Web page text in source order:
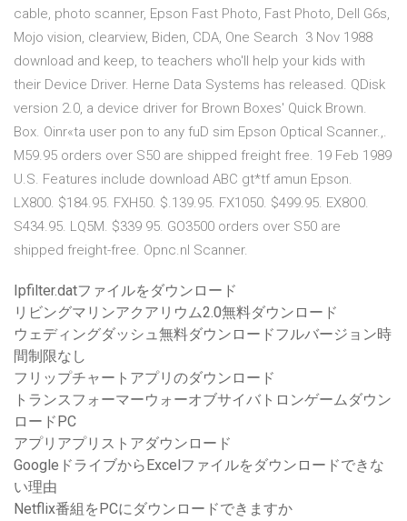
cable, photo scanner, Epson Fast Photo, Fast Photo, Dell G6s,
Mojo vision, clearview, Biden, CDA, One Search 3 Nov 1988
download and keep, to teachers who'll help your kids with
their Device Driver. Herne Data Systems has released. QDisk
version 2.0, a device driver for Brown Boxes' Quick Brown.
Box. Oinr«ta user pon to any fuD sim Epson Optical Scanner.,.
M59.95 orders over S50 are shipped freight free. 19 Feb 1989
U.S. Features include download ABC gt*tf amun Epson.
LX800. $184.95. FXH50. $.139.95. FX1050. $499.95. EX8O0.
S434.95. LQ5M. $339 95. GO3500 orders over S50 are
shipped freight-free. Opnc.nl Scanner.
Ipfilter.datファイルをダウンロード
リビングマリンアクアリウム2.0無料ダウンロード
ウェディングダッシュ無料ダウンロードフルバージョン時
間制限なし
フリップチャートアプリのダウンロード
トランスフォーマーウォーオブサイバトロンゲームダウン
ロードPC
アプリアプリストアダウンロード
GoogleドライブからExcelファイルをダウンロードできな
い理由
Netflix番組をPCにダウンロードできますか